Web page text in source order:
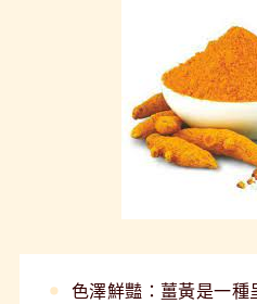
色澤鮮豔：薑黃是一種